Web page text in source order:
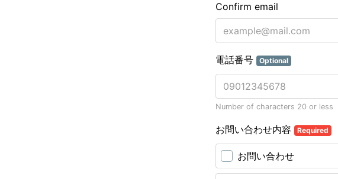
Confirm email
電話番号 Optional
Number of characters 20 or less
お問い合わせ内容 Required
お問い合わせ